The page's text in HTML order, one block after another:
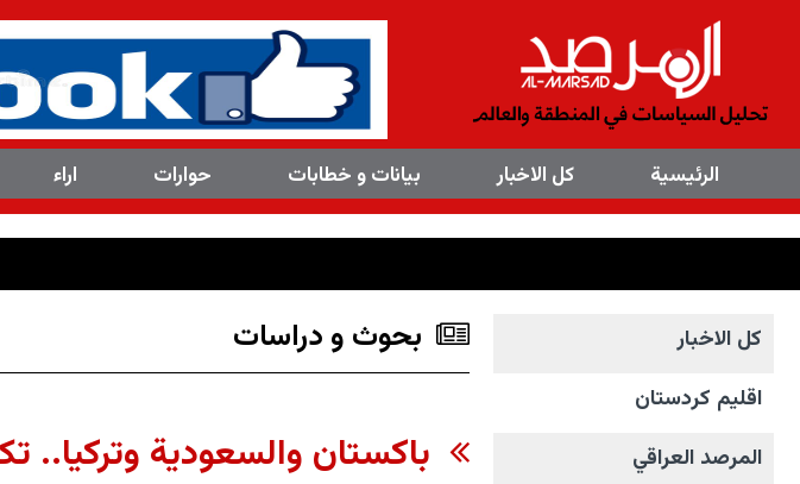
الرئیسیة کل الاخبار بیانات و خطابات حوارات اراء
×
کل الاخبار
اقليم كردستان
المرصد العراقي
بحوث و دراسات
باكستان والسعودية وتركيا..